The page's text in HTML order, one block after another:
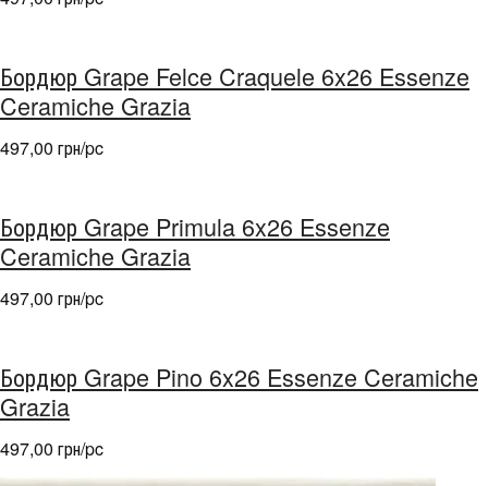
Бордюр Grape Felce Craquele 6x26 Essenze
Ceramiche Grazia
497,00 грн/pc
Бордюр Grape Primula 6x26 Essenze
Ceramiche Grazia
497,00 грн/pc
Бордюр Grape Pino 6x26 Essenze Ceramiche
Grazia
497,00 грн/pc